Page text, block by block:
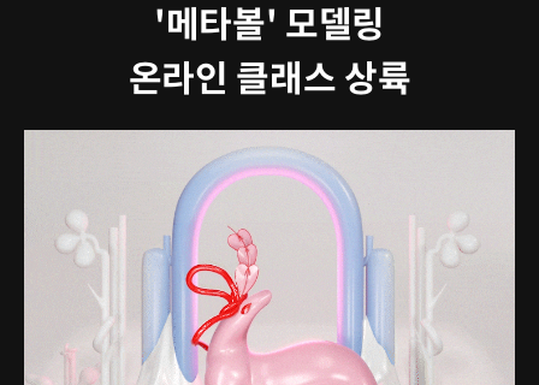
'메타볼' 모델링
온라인 클래스 상륙